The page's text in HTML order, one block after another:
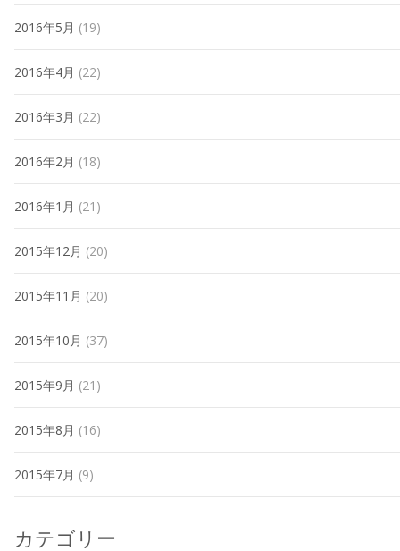
2016年5月 (19)
2016年4月 (22)
2016年3月 (22)
2016年2月 (18)
2016年1月 (21)
2015年12月 (20)
2015年11月 (20)
2015年10月 (37)
2015年9月 (21)
2015年8月 (16)
2015年7月 (9)
カテゴリー